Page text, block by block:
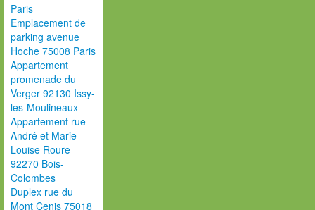
Paris
Emplacement de
parking avenue
Hoche 75008 Paris
Appartement
promenade du
Verger 92130 Issy-
les-Moulineaux
Appartement rue
André et Marie-
Louise Roure
92270 Bois-
Colombes
Duplex rue du
Mont Cenis 75018